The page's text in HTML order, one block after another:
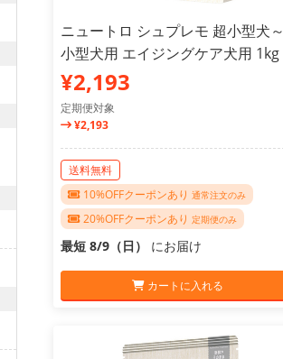
ニュートロ シュプレモ 超小型犬～
小型犬用 エイジングケア犬用 1kg
¥2,193
定期便対象
¥2,193
送料無料
10%OFFクーポンあり 通常注文のみ
20%OFFクーポンあり 定期便のみ
最短 8/9（日） にお届け
カートに入れる